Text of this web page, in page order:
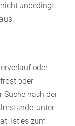
unbedingt
oder
oder
Suche nach der
unter
Ist es zum